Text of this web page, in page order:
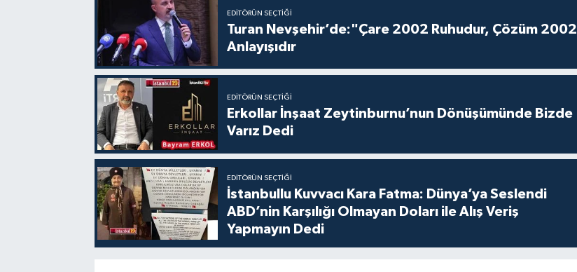
EDITÖRÜN SEÇTIĞI
Turan Nevşehir’de:"Çare 2002 Ruhudur, Çözüm 2002
Anlayışıdır
EDITÖRÜN SEÇTIĞI
Erkollar İnşaat Zeytinburnu’nun Dönüşümünde Bizde
Varız Dedi
EDITÖRÜN SEÇTIĞI
İstanbullu Kuvvacı Kara Fatma: Dünya’ya Seslendi
ABD’nin Karşılığı Olmayan Doları ile Alış Veriş
Yapmayın Dedi